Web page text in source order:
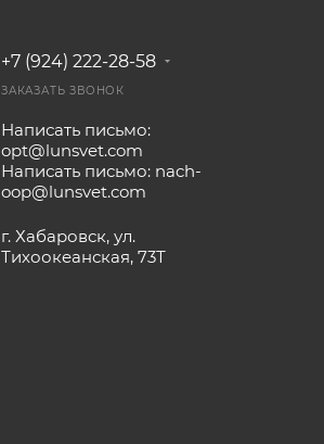
+7 (924) 222-28-58
ЗАКАЗАТЬ ЗВОНОК
Написать письмо:
opt@lunsvet.com
Написать письмо: nach-
oop@lunsvet.com
г. Хабаровск, ул.
Тихоокеанская, 73Т